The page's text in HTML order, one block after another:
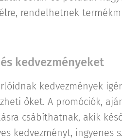
rendelhetnek
kedvezményeket
kedvezmények
őket. A promóciók,
csábíthatnak, akik
kedvezményt, ingyenes